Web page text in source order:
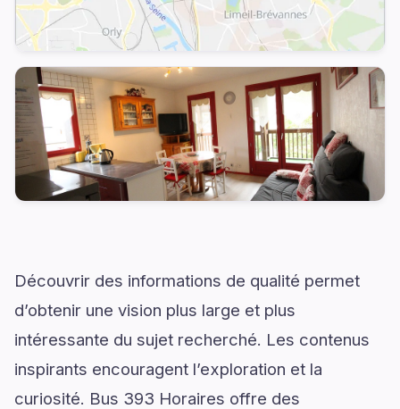
Découvrir des informations de qualité permet
d’obtenir une vision plus large et plus
intéressante du sujet recherché. Les contenus
inspirants encouragent l’exploration et la
curiosité. Bus 393 Horaires offre des